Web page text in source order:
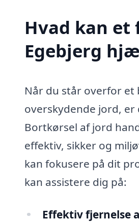
Hvad kan
Egebjerg
Når du står overfor
overskydende jord,
Bortkørsel af jord
effektiv, sikker og
kan fokusere på dit
kan assistere dig på:
Effektiv fjernelse